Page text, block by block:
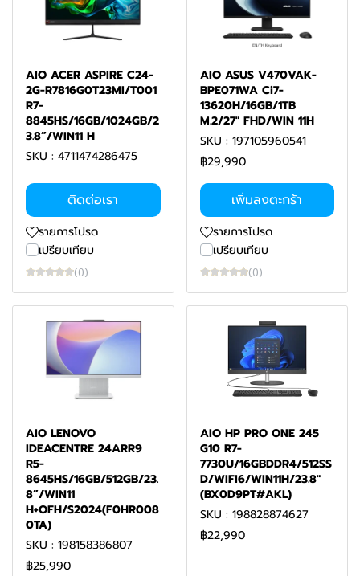
AIO ACER ASPIRE C24-
2G-R7816G0T23MI/T001
R7-
8845HS/16GB/1024GB/2
3.8”/WIN11 H
SKU : 4711474286475
ติดต่อเรา
รายการโปรด
เปรียบเทียบ
(0)
AIO ASUS V470VAK-
BPE071WA Ci7-
13620H/16GB/1TB
M.2/27" FHD/WIN 11H
SKU : 197105960541
฿29,990
เพิ่มลงตะกร้า
รายการโปรด
เปรียบเทียบ
(0)
AIO LENOVO
IDEACENTRE 24ARR9
R5-
8645HS/16GB/512GB/23.
8”/WIN11
H+OFH/S2024(F0HR008
0TA)
SKU : 198158386807
฿25,990
AIO HP PRO ONE 245
G10 R7-
7730U/16GBDDR4/512SS
D/WIFI6/WIN11H/23.8"
(BX0D9PT#AKL)
SKU : 198828874627
฿22,990